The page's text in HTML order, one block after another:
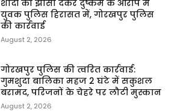
शादी का झांसा देकर दुष्कर्म के आरोप में
युवक पुलिस हिरासत में, गोरखपुर पुलिस
की कार्रवाई
August 2, 2026
गोरखपुर पुलिस की त्वरित कार्रवाई:
गुमशुदा बालिका महज 2 घंटे में सकुशल
बरामद, परिजनों के चेहरे पर लौटी मुस्कान
August 2, 2026